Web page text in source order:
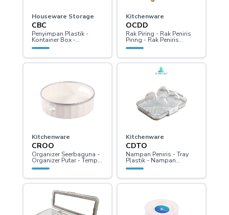
Houseware Storage
CBC
Penyimpan Plastik -
Kontainer Box -
Kontainer Plastik
Kitchenware
OCDD
Rak Piring - Rak Peniris
Piring - Rak Peniris
Transparan
Kitchenware
CROO
Organizer Seerbaguna -
Organizer Putar - Tempat
Bumbu
Kitchenware
CDTO
Nampan Peniris - Tray
Plastik - Nampan
Transparan